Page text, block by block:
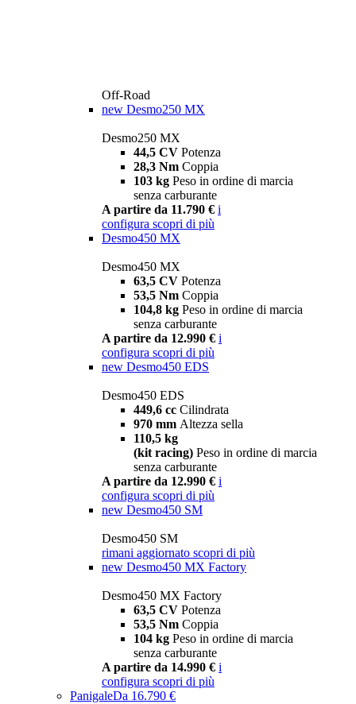
Off-Road
new Desmo250 MX
Desmo250 MX
44,5 CV Potenza
28,3 Nm Coppia
103 kg Peso in ordine di marcia
senza carburante
A partire da 11.790 € i
configura scopri di più
Desmo450 MX
Desmo450 MX
63,5 CV Potenza
53,5 Nm Coppia
104,8 kg Peso in ordine di marcia
senza carburante
A partire da 12.990 € i
configura scopri di più
new Desmo450 EDS
Desmo450 EDS
449,6 cc Cilindrata
970 mm Altezza sella
110,5 kg
(kit racing) Peso in ordine di marcia
senza carburante
A partire da 12.990 € i
configura scopri di più
new Desmo450 SM
Desmo450 SM
rimani aggiornato scopri di più
new Desmo450 MX Factory
Desmo450 MX Factory
63,5 CV Potenza
53,5 Nm Coppia
104 kg Peso in ordine di marcia
senza carburante
A partire da 14.990 € i
configura scopri di più
PanigaleDa 16.790 €